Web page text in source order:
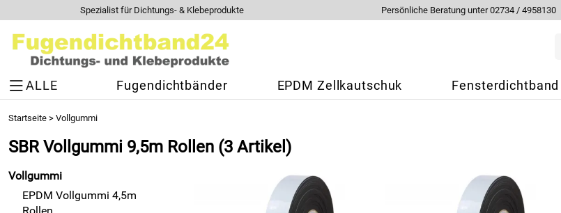
Spezialist für Dichtungs- & Klebeprodukte Persönliche Beratung unter 02734 / 4958130
ALLE Fugendichtbänder EPDM Zellkautschuk Fensterdichtband
Startseite > Vollgummi
SBR Vollgummi 9,5m Rollen (3 Artikel)
Vollgummi
EPDM Vollgummi 4,5m